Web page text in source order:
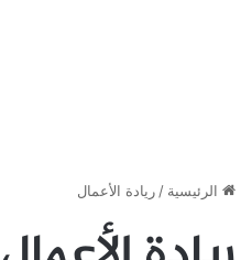
الرئيسية / ريادة الأعمال